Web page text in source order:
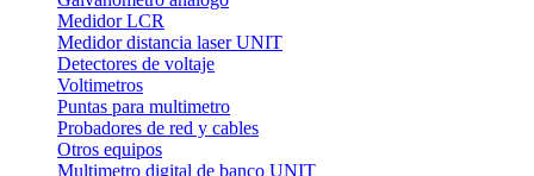
Medidor LCR
Medidor distancia laser UNIT
Detectores de voltaje
Voltimetros
Puntas para multimetro
Probadores de red y cables
Otros equipos
Multimetro digital de banco UNIT